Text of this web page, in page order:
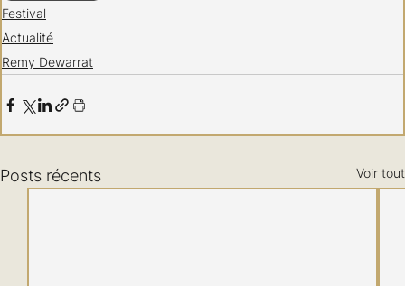
Festival
Actualité
Remy Dewarrat
Posts récents Voir tout